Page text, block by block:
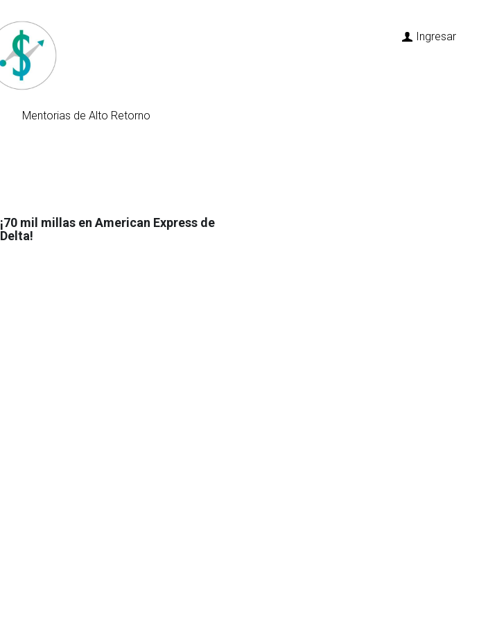
Mentorias de Alto Retorno
Ingresar
Mentorias de Alto Retorno
Ingresar
¡70 mil millas en American Express de
Delta!